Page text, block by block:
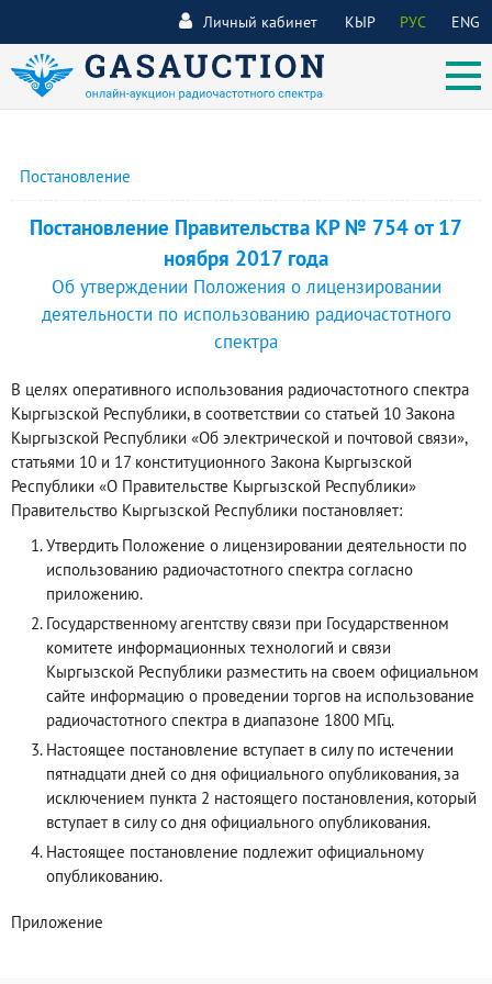
КЫР РУС ENG
Личный кабинет
Постановление
Постановление Правительства КР № 754 от 17
ноября 2017 года
Об утверждении Положения о лицензировании
деятельности по использованию радиочастотного
спектра
В целях оперативного использования радиочастотного спектра
Кыргызской Республики, в соответствии со статьей 10 Закона
Кыргызской Республики «Об электрической и почтовой связи»,
статьями 10 и 17 конституционного Закона Кыргызской
Республики «О Правительстве Кыргызской Республики»
Правительство Кыргызской Республики постановляет:
Утвердить Положение о лицензировании деятельности по
использованию радиочастотного спектра согласно
приложению.
Государственному агентству связи при Государственном
комитете информационных технологий и связи
Кыргызской Республики разместить на своем официальном
сайте информацию о проведении торгов на использование
радиочастотного спектра в диапазоне 1800 МГц.
Настоящее постановление вступает в силу по истечении
пятнадцати дней со дня официального опубликования, за
исключением пункта 2 настоящего постановления, который
вступает в силу со дня официального опубликования.
Настоящее постановление подлежит официальному
опубликованию.
Приложение